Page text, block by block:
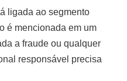
ligada ao segmento
é mencionada em um
a fraude ou qualquer
responsável precisa